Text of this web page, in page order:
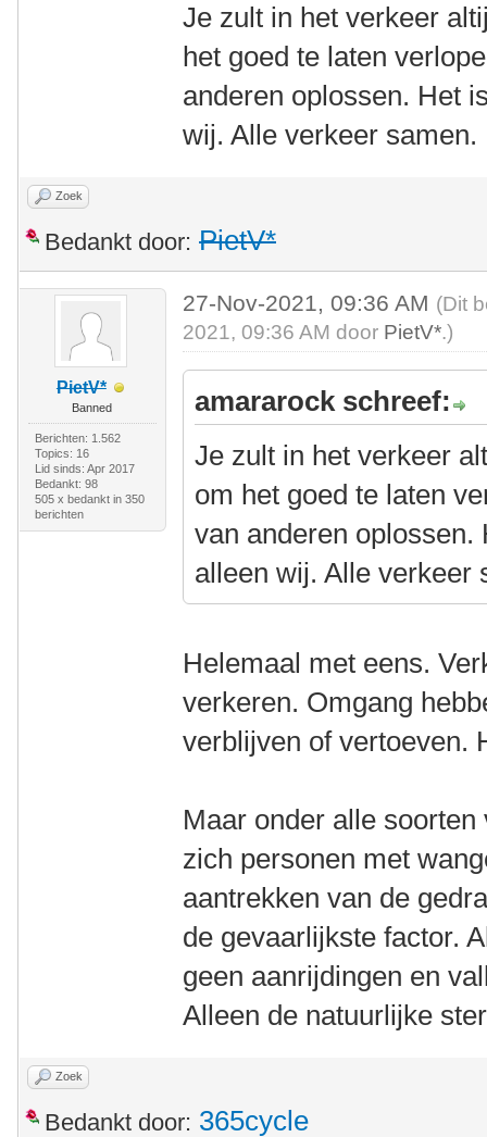
Je zult in het verkeer
het goed te laten
anderen oplossen. Het
wij. Alle verkeer samen.
Zoek
Bedankt door: PietV*
PietV*
Banned
Berichten: 1.562
Topics: 16
Lid sinds: Apr 2017
Bedankt: 98
505 x bedankt in 350
berichten
27-Nov-2021, 09:36 AM (Dit
2021, 09:36 AM door PietV*.)
amararock schreef:
Je zult in het verkeer
om het goed te laten
van anderen
alleen wij. Alle verkeer
Helemaal met eens.
verkeren. Omgang
verblijven of vertoeven.
Maar onder alle
zich personen met
aantrekken van de
de gevaarlijkste factor.
geen aanrijdingen en
Alleen de natuurlijke
Zoek
Bedankt door: 365cycle